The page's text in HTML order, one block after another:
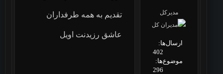
مدیرکل
ارسال‌ها:
402
موضوع‌ها:
296
تقدیم به همه طرفداران
عاشق رزیدنت اویل